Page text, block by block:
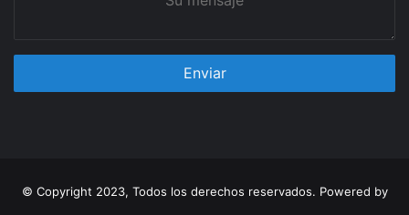
© Copyright 2023, Todos los derechos reservados. Powered by